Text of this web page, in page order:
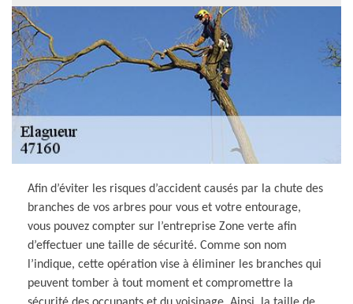
Afin d’éviter les risques d’accident causés par la chute des
branches de vos arbres pour vous et votre entourage,
vous pouvez compter sur l’entreprise Zone verte afin
d’effectuer une taille de sécurité. Comme son nom
l’indique, cette opération vise à éliminer les branches qui
peuvent tomber à tout moment et compromettre la